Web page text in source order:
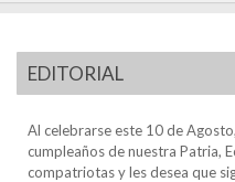
EDITORIAL
Al celebrarse este 10 de
cumpleaños de nuestra Patria,
compatriotas y les desea que